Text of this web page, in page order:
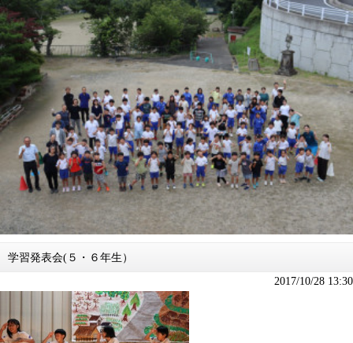
学習発表会(５・６年生）
2017/10/28 13:30